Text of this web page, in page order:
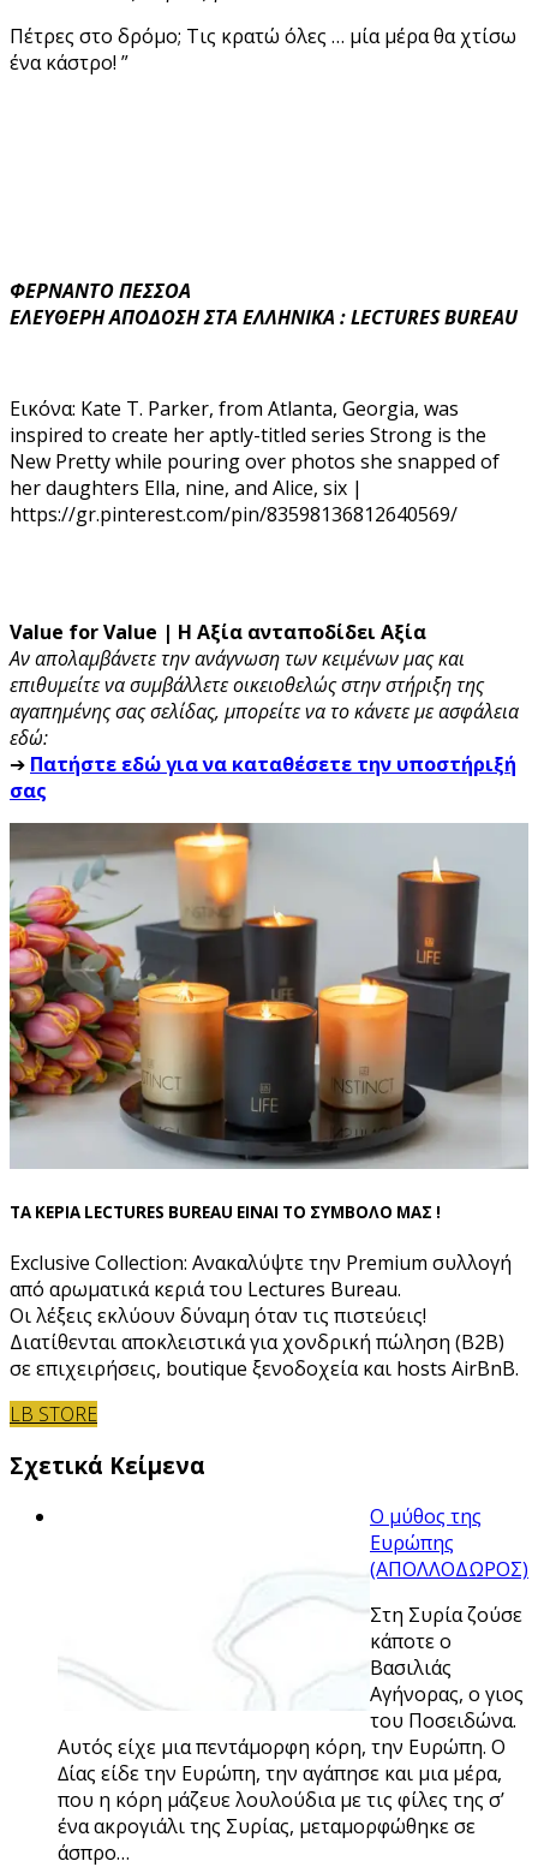
Πέτρες στο δρόμο; Τις κρατώ όλες … μία μέρα θα χτίσω
ένα κάστρο! ”
ΦΕΡΝΑΝΤΟ ΠΕΣΣΟΑ
EΛΕΥΘΕΡΗ ΑΠΟΔΟΣΗ ΣΤΑ ΕΛΛΗΝΙΚΑ : LECTURES BUREAU
Εικόνα: Kate T. Parker, from Atlanta, Georgia, was
inspired to create her aptly-titled series Strong is the
New Pretty while pouring over photos she snapped of
her daughters Ella, nine, and Alice, six |
https://gr.pinterest.com/pin/83598136812640569/
Value for Value | Η Αξία ανταποδίδει Αξία
Αν απολαμβάνετε την ανάγνωση των κειμένων μας και
επιθυμείτε να συμβάλλετε οικειοθελώς στην στήριξη της
αγαπημένης σας σελίδας, μπορείτε να το κάνετε με ασφάλεια
εδώ:
➔ Πατήστε εδώ για να καταθέσετε την υποστήριξή
σας
ΤΑ ΚΕΡΙΑ LECTURES BUREAU ΕΙΝΑΙ ΤΟ ΣΥΜΒΟΛΟ ΜΑΣ !
Exclusive Collection: Ανακαλύψτε την Premium συλλογή
από αρωματικά κεριά του Lectures Bureau.
Οι λέξεις εκλύουν δύναμη όταν τις πιστεύεις!
Διατίθενται αποκλειστικά για χονδρική πώληση (B2B)
σε επιχειρήσεις, boutique ξενοδοχεία και hosts AirBnB.
LB STORE
Σχετικά Κείμενα
Ο µύθος της
Ευρώπης
(ΑΠΟΛΛΟΔΩΡΟΣ)
Στη Συρία ζούσε
κάποτε ο
Βασιλιάς
Αγήνορας, ο γιος
του Ποσειδώνα.
Αυτός είχε µια πεντάµορφη κόρη, την Ευρώπη. Ο
∆ίας είδε την Ευρώπη, την αγάπησε και µια µέρα,
που η κόρη µάζευε λουλούδια µε τις φίλες της σ’
ένα ακρογιάλι της Συρίας, µεταµορφώθηκε σε
άσπρο…